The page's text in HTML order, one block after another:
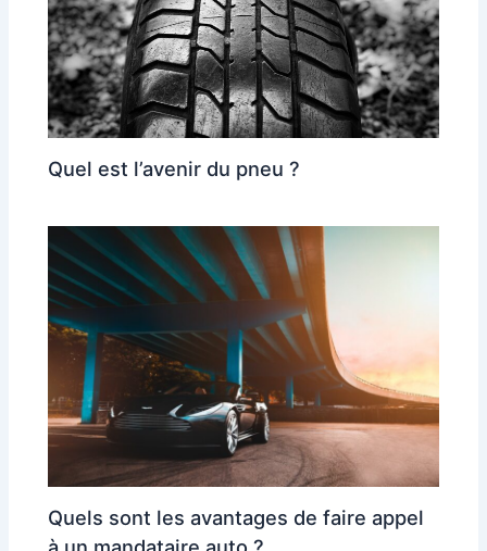
Quel est l’avenir du pneu ?
Quels sont les avantages de faire appel
à un mandataire auto ?